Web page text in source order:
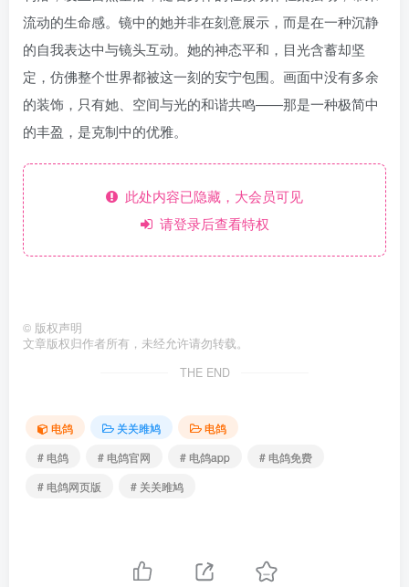
流动的生命感。镜中的她并非在刻意展示，而是在一种沉静
的自我表达中与镜头互动。她的神态平和，目光含蓄却坚
定，仿佛整个世界都被这一刻的安宁包围。画面中没有多余
的装饰，只有她、空间与光的和谐共鸣——那是一种极简中
的丰盈，是克制中的优雅。
此处内容已隐藏，大会员可见
请登录后查看特权
© 版权声明
文章版权归作者所有，未经允许请勿转载。
THE END
电鸽 关关雎鸠
电鸽
# 电鸽
# 电鸽官网 # 电鸽app
# 电鸽免费
# 电鸽网页版
# 关关雎鸠